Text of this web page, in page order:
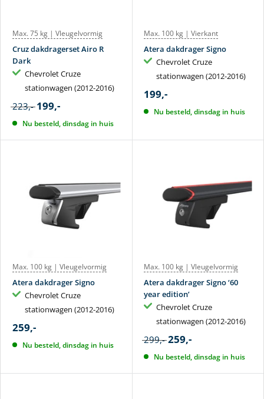
Max. 75 kg | Vleugelvormig
Cruz dakdragerset Airo R
Dark
Chevrolet Cruze
stationwagen (2012-2016)
223,- 199,-
Nu besteld, dinsdag in huis
Max. 100 kg | Vierkant
Atera dakdrager Signo
Chevrolet Cruze
stationwagen (2012-2016)
199,-
Nu besteld, dinsdag in huis
Max. 100 kg | Vleugelvormig
Atera dakdrager Signo
Chevrolet Cruze
stationwagen (2012-2016)
259,-
Nu besteld, dinsdag in huis
Max. 100 kg | Vleugelvormig
Atera dakdrager Signo ‘60
year edition’
Chevrolet Cruze
stationwagen (2012-2016)
299,- 259,-
Nu besteld, dinsdag in huis